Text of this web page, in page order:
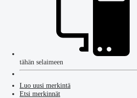
tähän selaimeen
Luo uusi merkintä
Etsi merkinnät